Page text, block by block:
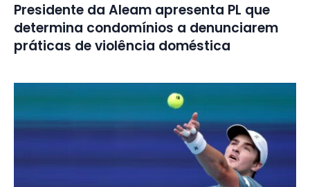
Presidente da Aleam apresenta PL que
determina condomínios a denunciarem
práticas de violência doméstica